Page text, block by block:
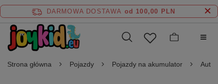
DARMOWA DOSTAWA od 100,00 PLN
Strona główna Pojazdy Pojazdy na akumulator Auta